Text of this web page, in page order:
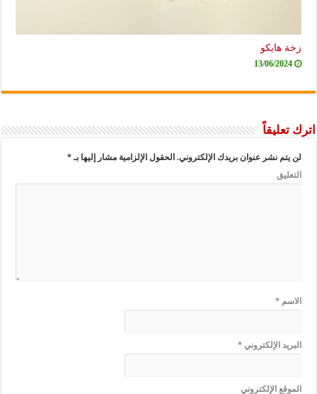
زخة هايكو
13/06/2024
اترك تعليقاً
لن يتم نشر عنوان بريدك الإلكتروني. الحقول الإلزامية مشار إليها بـ*
التعليق
الاسم*
البريد الإلكتروني*
الموقع الإلكتروني